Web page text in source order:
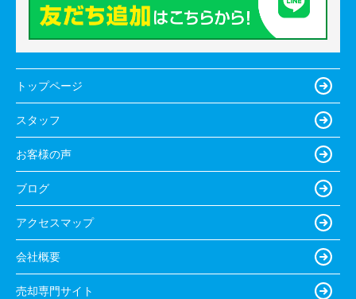
トップページ
スタッフ
お客様の声
ブログ
アクセスマップ
会社概要
売却専門サイト